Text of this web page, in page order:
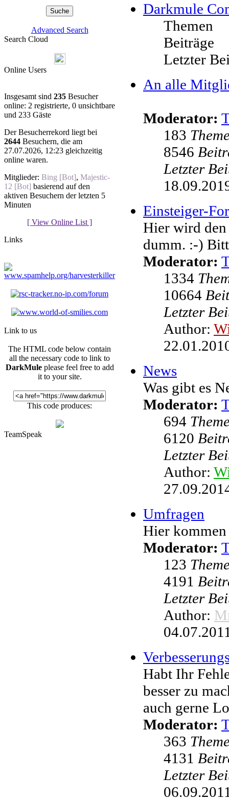
Advanced Search
Search Cloud
Online Users
Insgesamt sind 235 Besucher
online: 2 registrierte, 0 unsichtbare
und 233 Gäste
Der Besucherrekord liegt bei
2644 Besuchern, die am
27.07.2026, 12:23 gleichzeitig
online waren.
Mitglieder: Bing [Bot], Majestic-
12 [Bot] basierend auf den
aktiven Besuchern der letzten 5
Minuten
[ View Online List ]
Links
Link to us
The HTML code below contain
all the necessary code to link to
DarkMuleplease feel free to add
it to your site.
This code produces:
TeamSpeak
Darkmule
Themen
Beiträge
Letzter
An alle
Moderator:
183
8546
Letzter
Einsteiger-
Hier wird
dumm. :-)
Moderator:
1334
10664
Letzter
Author:
News
Was gibt es
Moderator:
694
6120
Letzter
Author:
Umfragen
Hier
Moderator:
123
4191
Letzter
Author:
Habt Ihr
besser zu
auch gerne
Moderator:
363
4131
Letzter